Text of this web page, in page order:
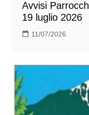
Avvisi
19 luglio 2026
11/07/2026